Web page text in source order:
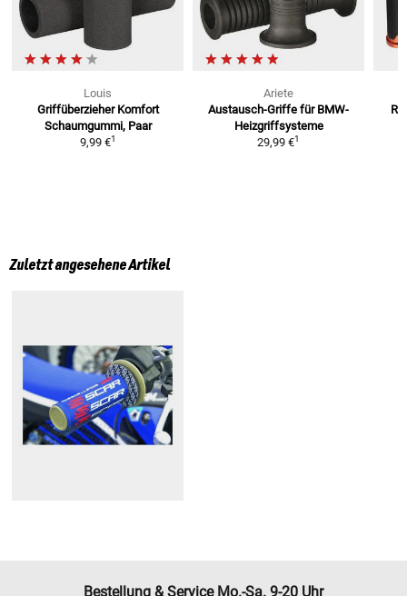
Louis
Griffüberzieher Komfort
Schaumgummi, Paar
9,99 €1
Ariete
Austausch-Griffe für BMW-
Heizgriffsysteme
29,99 €1
Zuletzt angesehene Artikel
Bestellung & Service Mo.-Sa. 9-20 Uhr